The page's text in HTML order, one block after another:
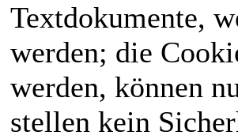
Textdokumente,
werden; die
werden, können
stellen kein